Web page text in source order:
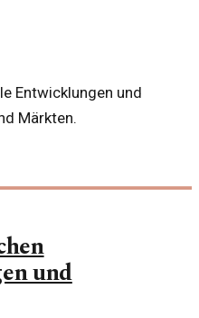
Entwicklungen und
Märkten.
und